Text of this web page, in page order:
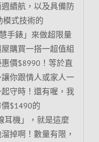
續航，以及具備防
模式技術的
慧手錶」來做超限量
購買一搭一超值組
價$8990！等於直
你跟情人或家人一
守時！還有喔，我
$1490的
耳機」，就是這麼
掉啊！數量有限，